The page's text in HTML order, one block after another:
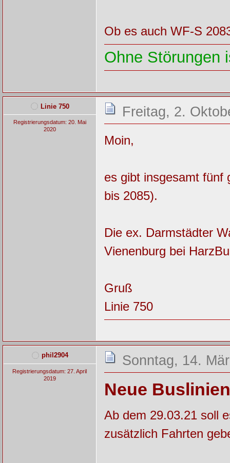
Ob es auch WF-S
Ohne Störungen
Linie 750
Registrierungsdatum: 20. Mai
2020
Freitag, 2.
Moin,
es gibt insgesamt fünf
bis 2085).
Die ex. Darmstädter
Vienenburg bei
Gruß
Linie 750
phil2904
Registrierungsdatum: 27. April
2019
Sonntag, 14.
Neue
Ab dem 29.03.21 soll
zusätzlich Fahrten